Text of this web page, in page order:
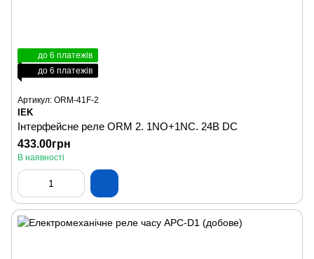
до 6 платежів
до 6 платежів
Артикул: ORM-41F-2
IEK
Інтерфейсне реле ORM 2. 1NO+1NC. 24В DC
433.00грн
В наявності